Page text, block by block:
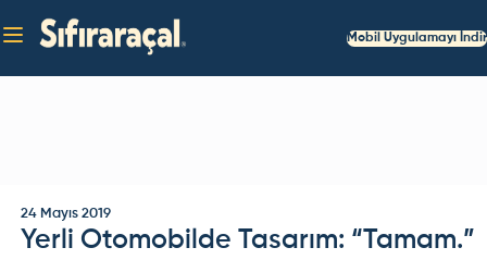
Mobil Uygulamayı İndir
24 Mayıs 2019
Yerli Otomobilde Tasarım: “Tamam.”